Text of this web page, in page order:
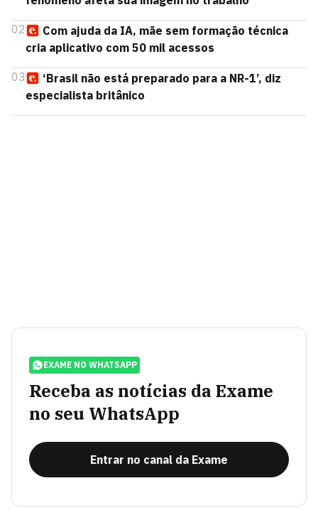
02
Com ajuda da IA, mãe sem formação técnica
cria aplicativo com 50 mil acessos
03
‘Brasil não está preparado para a NR-1’, diz
especialista britânico
EXAME NO WHATSAPP
Receba as notícias da Exame
no seu WhatsApp
Entrar no canal da Exame